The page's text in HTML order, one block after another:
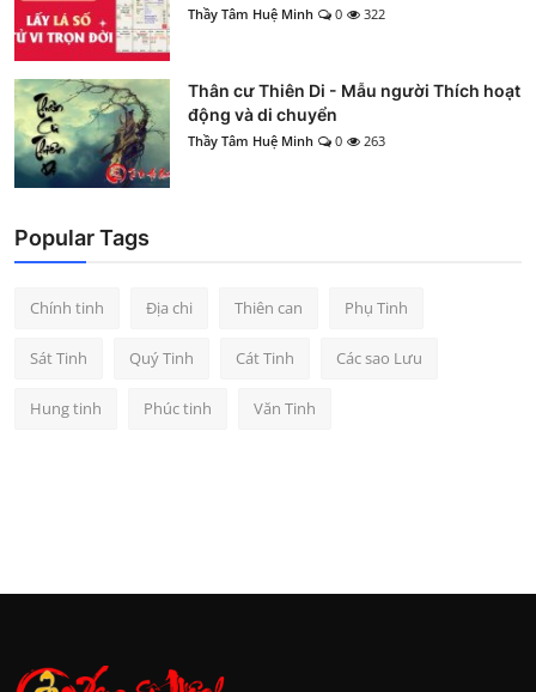
Thầy Tâm Huệ Minh 0 322
Thân cư Thiên Di - Mẫu người Thích hoạt
động và di chuyển
Thầy Tâm Huệ Minh 0 263
Popular Tags
Chính tinh Địa chi Thiên can Phụ Tinh
Sát Tinh Quý Tinh Cát Tinh Các sao Lưu
Hung tinh Phúc tinh Văn Tinh